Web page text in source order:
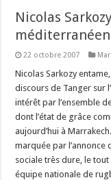
Nicolas
22 octobre 2007
Nicolas Sarkozy
discours de Tanger sur
intérêt par l’ensemble
dont l’état de grâce
aujourd’hui à
marquée par l’annonce
sociale très dure, le
équipe nationale de